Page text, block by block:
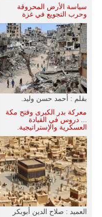
سياسة الأرض المحروقة
وحرب التجويع في غزة
بقلم : أحمد حسن وليد.
معركة بدر الكبرى وفتح مكة
... دروس في القيادة
العسكرية والإستراتيجية.
العميد : صلاح الدين أبوبكر